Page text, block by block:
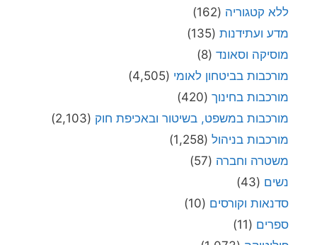
ללא קטגוריה (162)
מדע ועתידנות (135)
מוסיקה וסאונד (8)
מורכבות בביטחון לאומי (4,505)
מורכבות בחינוך (420)
מורכבות במשפט, בשיטור ובאכיפת חוק (2,103)
מורכבות בניהול (1,258)
משטרה וחברה (57)
נשים (43)
סדנאות וקורסים (10)
ספרים (11)